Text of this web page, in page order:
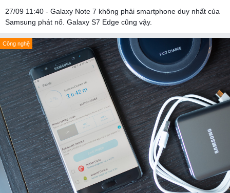
27/09 11:40 - Galaxy Note 7 không phải smartphone duy nhất của
Samsung phát nổ. Galaxy S7 Edge cũng vậy.
Công nghệ